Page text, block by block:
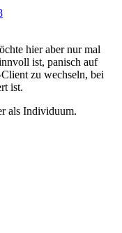
hier aber nur mal
ist, panisch auf
zu wechseln, bei
ist.
als Individuum.